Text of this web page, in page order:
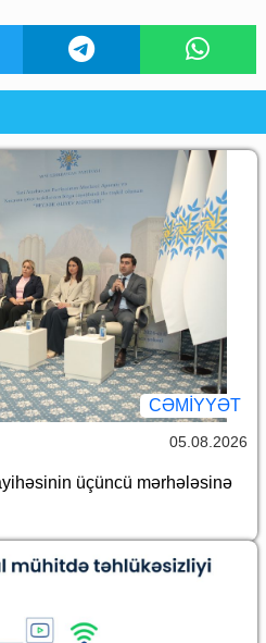
CƏMİYYƏT
05.08.2026
üçüncü mərhələsinə